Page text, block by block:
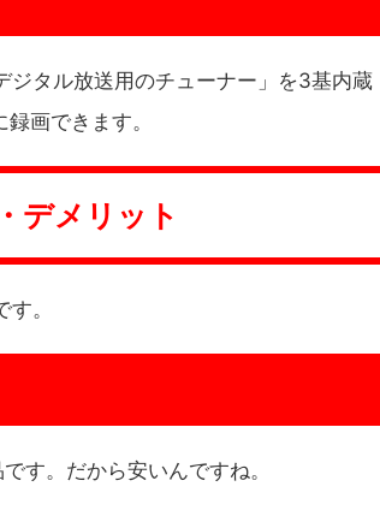
タル放送用のチューナー」を3基内蔵
画できます。
デメリット
。
す。だから安いんですね。